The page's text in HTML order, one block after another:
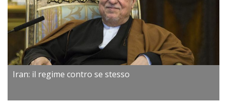
Iran: il regime contro se stesso